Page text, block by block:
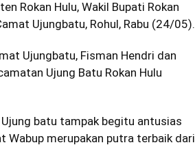
Rokan Hulu, Wakil Bupati Rokan
Ujungbatu, Rohul, Rabu (24/05).
Ujungbatu, Fisman Hendri dan
Ujung Batu Rokan Hulu
batu tampak begitu antusias
Wabup merupakan putra terbaik dari